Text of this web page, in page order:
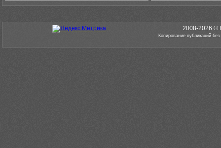
2008-2026 ©
Копирование публикаций